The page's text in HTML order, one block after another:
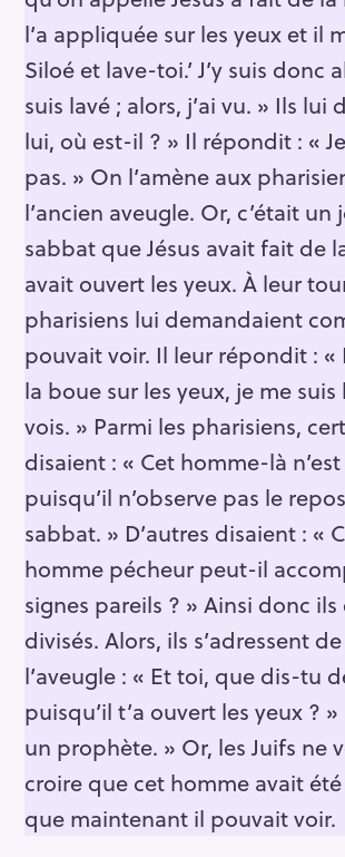
l’a appliquée sur les yeux et il
Siloé et lave-toi.’ J’y suis donc
suis lavé ; alors, j’ai vu. » Ils lui
lui, où est-il ? » Il répondit : «
pas. » On l’amène aux
l’ancien aveugle. Or, c’était un
sabbat que Jésus avait fait de
avait ouvert les yeux. À leur
pharisiens lui demandaient
pouvait voir. Il leur répondit : «
la boue sur les yeux, je me suis
vois. » Parmi les pharisiens,
disaient : « Cet homme-là
puisqu’il n’observe pas le
sabbat. » D’autres disaient : «
homme pécheur peut-il
signes pareils ? » Ainsi donc
divisés. Alors, ils s’adressent
l’aveugle : « Et toi, que dis-tu
puisqu’il t’a ouvert les yeux ? »
un prophète. » Or, les Juifs ne
croire que cet homme avait
que maintenant il pouvait voir.